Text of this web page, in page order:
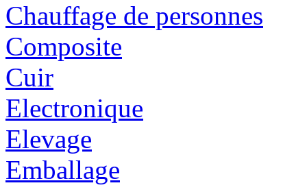
Chauffage de personnes
Composite
Cuir
Electronique
Elevage
Emballage